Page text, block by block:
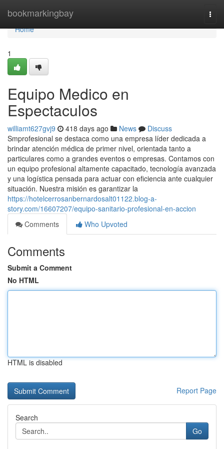
bookmarkingbay
Home
Home
1
Equipo Medico en
Espectaculos
williamt627gvj9 418 days ago News
Discuss
Smprofesional se destaca como una empresa líder dedicada a
brindar atención médica de primer nivel, orientada tanto a
particulares como a grandes eventos o empresas. Contamos con
un equipo profesional altamente capacitado, tecnología avanzada
y una logística pensada para actuar con eficiencia ante cualquier
situación. Nuestra misión es garantizar la
https://hotelcerrosanbernardosalt01122.blog-a-
story.com/16607207/equipo-sanitario-profesional-en-accion
Comments
Who Upvoted
Comments
Submit a Comment
No HTML
HTML is disabled
Report Page
Search
Go